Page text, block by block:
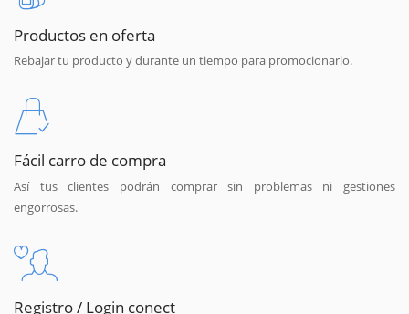
Productos en oferta
Rebajar tu producto y durante un tiempo para promocionarlo.
Fácil carro de compra
Así tus clientes podrán comprar sin problemas ni gestiones
engorrosas.
Registro / Login conect